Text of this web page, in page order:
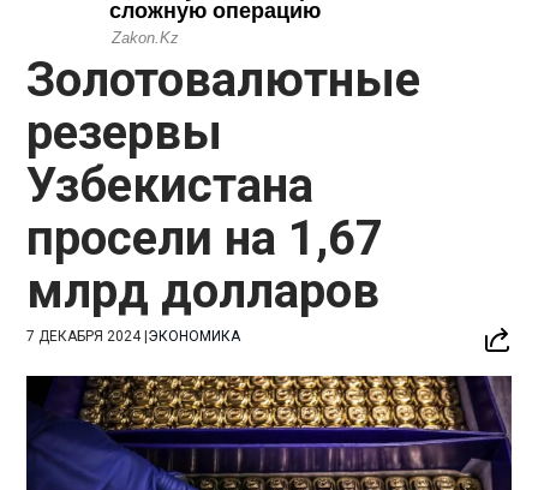
Золотовалютные
резервы
Узбекистана
просели на 1,67
млрд долларов
7 ДЕКАБРЯ 2024|ЭКОНОМИКА